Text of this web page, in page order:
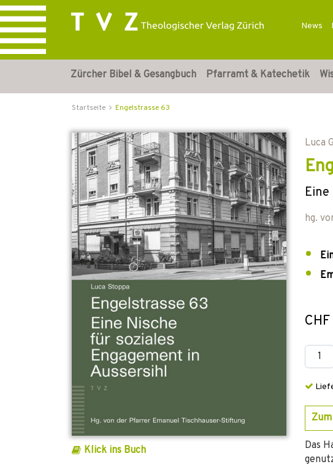
News
Zürcher Bibel & Gesangbuch Pfarramt & Katechetik
Startseite Engelstrasse 63
Klick ins Buch
Luca
hg.
Das